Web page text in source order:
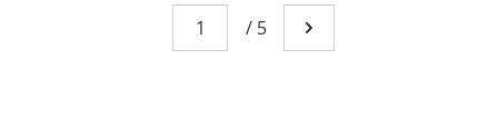
Sivu
You're currently reading page 1
/ 5 Mene seuraavalle